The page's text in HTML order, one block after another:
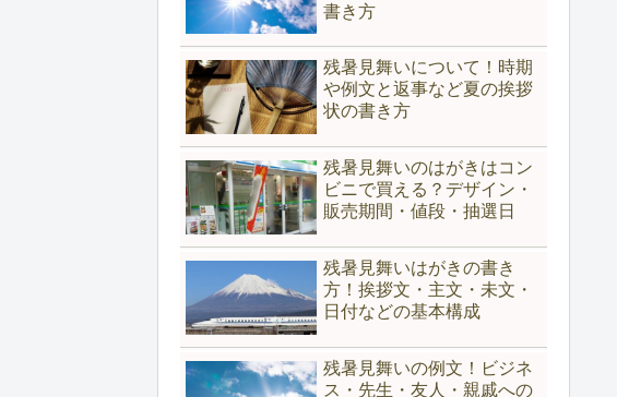
書き方
残暑見舞いについて！時期
や例文と返事など夏の挨拶
状の書き方
残暑見舞いのはがきはコン
ビニで買える？デザイン・
販売期間・値段・抽選日
残暑見舞いはがきの書き
方！挨拶文・主文・未文・
日付などの基本構成
残暑見舞いの例文！ビジネ
ス・先生・友人・親戚への